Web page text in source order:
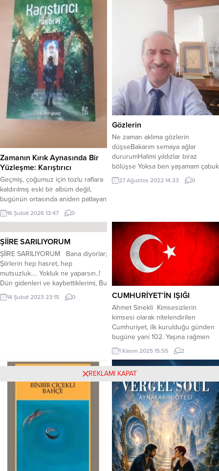
Zamanın Kırık Aynasında Bir
Yüzleşme: Karıştırıcı
​Geçmiş, çoğumuz için tozlu raflara
kaldırılmış eski bir albüm değil,
bugünün ortasında aniden patlayan
bir mayındır. Lee Hee-young,
Karıştırıcı ile okuru tam da bu mayın
zaafımızla bırakıyor: “Eğer bir
şansım olsaydı, her şeyi değiştirir
miydim?” Hikâyenin merkezinde 32
yaşındaki Nawoo var. Nawoo, bir
sokak kedisinin gizemli...
16 Şubat 2026 13:47 0
Gözlerin
Ne zaman aklıma gözlerin
düşseBakarım semaya ağlar
dururumHalimi yıldızlar biraz
bölüşse Yoksa ben yaşamam çabuk
ölürüm. Şarkılar söylerdi bülbüller
güle Kokunu verdim ben rakseden
can ağlar Yapayalnız kaldım
hanüman ağlar Bakmayın yüzüme
içim kan ağlar Yerlere serildi...
27 Ağustos 2022 14:33 0
ŞİİRE SARILIYORUM
ŞİİRE SARILIYORUM Bana diyorlar;
Şiirlerin hep hasret, hep
mutsuzluk…. Yokluk ne yaparsın..!
Dün gidenleri ve kaybettiklerimi, Bu
gün düşlerimde geri getiriyorum
birer birer…. Şiir şiir sarılıyorum.
14 Şubat 2023 23:15 0 CUMHURİYET’İN IŞIĞI
Ahmet Sinekli Kimsesizlerin
kimsesi olarak nitelendirilen
Cumhuriyet, ilk kurulduğu günden
bugüne yani 102. Yaşına rağmen
zamanı yıpratıcı, eskitici yönünden
etkilenmeyerek var olan gücüne
güç katarak ilerlemeye devam
etmiştir çünkü kurucusu olan
Başkomutan Gazi Mustafa Kemal
Atatürk cumhuriyeti aydınlık
yüzlere, gençlere ve içinde vatan,
millet sevgisi olan Türk insanına
emanet etmiştir....
1 Kasım 2025 15:55 2
REKLAMI KAPAT